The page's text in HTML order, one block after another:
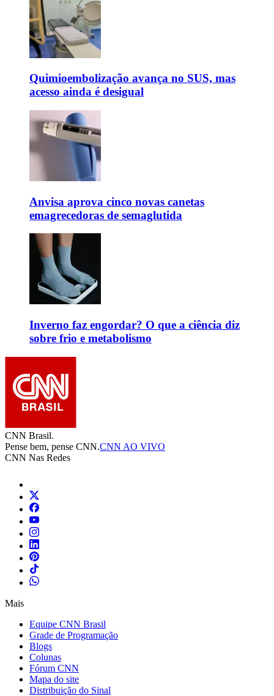
Quimioembolização avança no SUS, mas
acesso ainda é desigual
Anvisa aprova cinco novas canetas
emagrecedoras de semaglutida
Inverno faz engordar? O que a ciência diz
sobre frio e metabolismo
CNN Brasil.
Pense bem, pense CNN.CNN AO VIVO
CNN Nas Redes
Mais
Equipe CNN Brasil
Grade de Programação
Blogs
Colunas
Fórum CNN
Mapa do site
Distribuição do Sinal